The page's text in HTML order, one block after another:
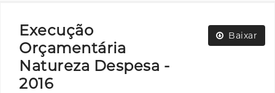
Baixar
Execução
Orçamentária
Natureza Despesa -
2016